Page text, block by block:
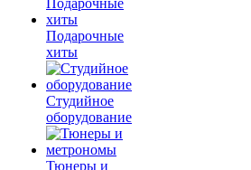
Подарочные
хиты
Студийное
оборудование
Тюнеры и